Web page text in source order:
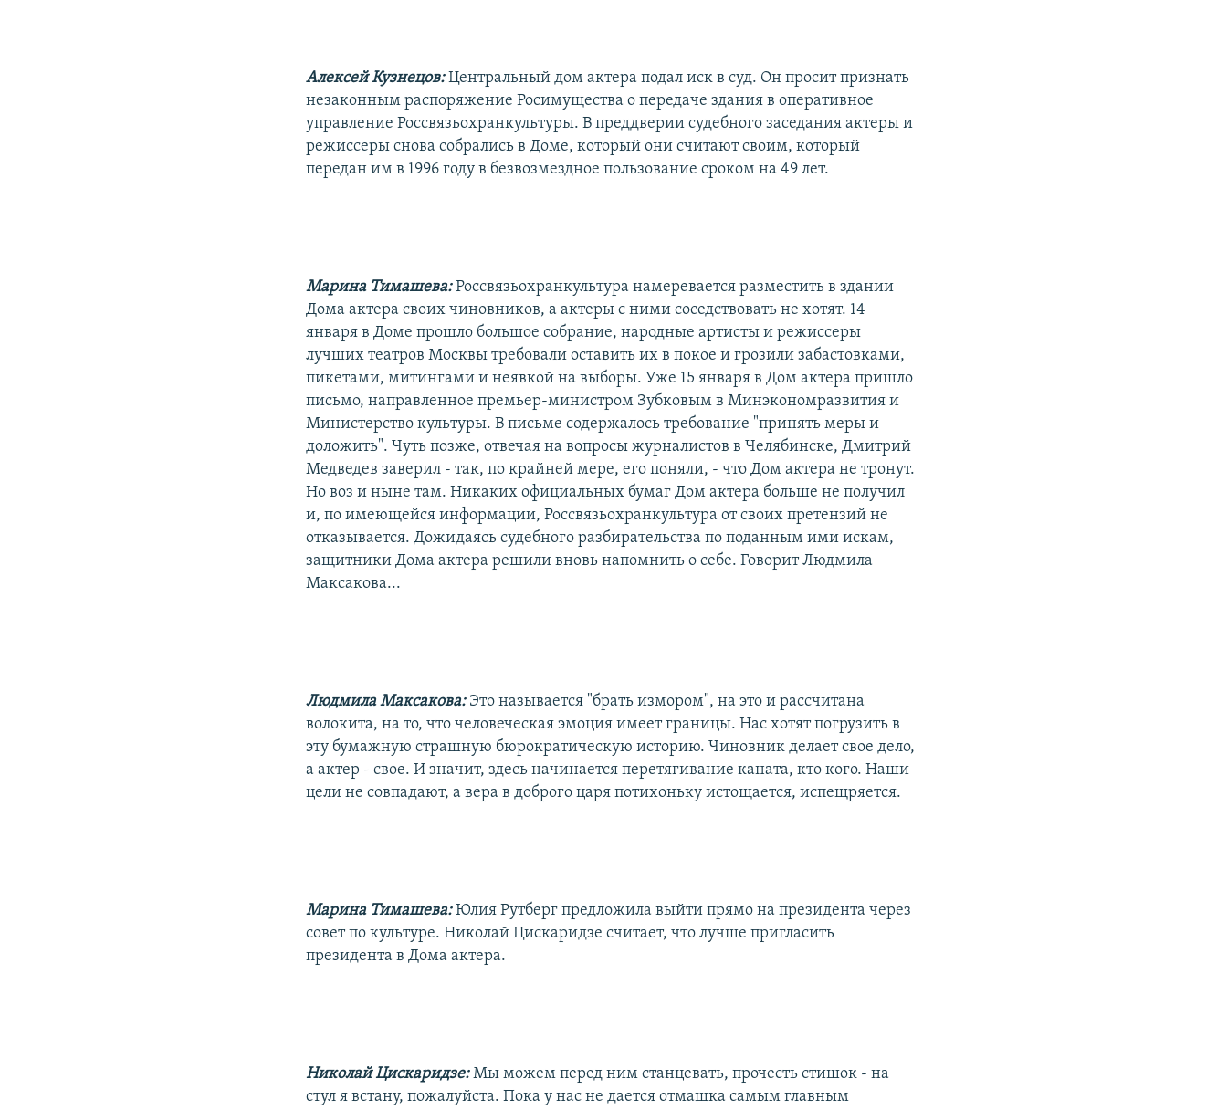
Алексей Кузнецов:Центральный дом актера подал иск в суд. Он просит признать
незаконным распоряжение Росимущества о передаче здания в оперативное
управление Россвязьохранкультуры. В преддверии судебного заседания актеры и
режиссеры снова собрались в Доме, который они считают своим, который
передан им в 1996 году в безвозмездное пользование сроком на 49 лет.
Марина Тимашева:Россвязьохранкультура намеревается разместить в здании
Дома актера своих чиновников, а актеры с ними соседствовать не хотят. 14
января в Доме прошло большое собрание, народные артисты и режиссеры
лучших театров Москвы требовали оставить их в покое и грозили забастовками,
пикетами, митингами и неявкой на выборы. Уже 15 января в Дом актера пришло
письмо, направленное премьер-министром Зубковым в Минэкономразвития и
Министерство культуры. В письме содержалось требование "принять меры и
доложить". Чуть позже, отвечая на вопросы журналистов в Челябинске, Дмитрий
Медведев заверил - так, по крайней мере, его поняли, - что Дом актера не тронут.
Но воз и ныне там. Никаких официальных бумаг Дом актера больше не получил
и, по имеющейся информации, Россвязьохранкультура от своих претензий не
отказывается. Дожидаясь судебного разбирательства по поданным ими искам,
защитники Дома актера решили вновь напомнить о себе. Говорит Людмила
Максакова...
Людмила Максакова: Это называется "брать измором", на это и рассчитана
волокита, на то, что человеческая эмоция имеет границы. Нас хотят погрузить в
эту бумажную страшную бюрократическую историю. Чиновник делает свое дело,
а актер - свое. И значит, здесь начинается перетягивание каната, кто кого. Наши
цели не совпадают, а вера в доброго царя потихоньку истощается, испещряется.
Марина Тимашева:Юлия Рутберг предложила выйти прямо на президента через
совет по культуре. Николай Цискаридзе считает, что лучше пригласить
президента в Дома актера.
Николай Цискаридзе:Мы можем перед ним станцевать, прочесть стишок - на
стул я встану, пожалуйста. Пока у нас не дается отмашка самым главным